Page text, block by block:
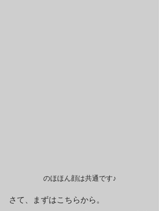
のほほん顔は共通です♪
さて、まずはこちらから。